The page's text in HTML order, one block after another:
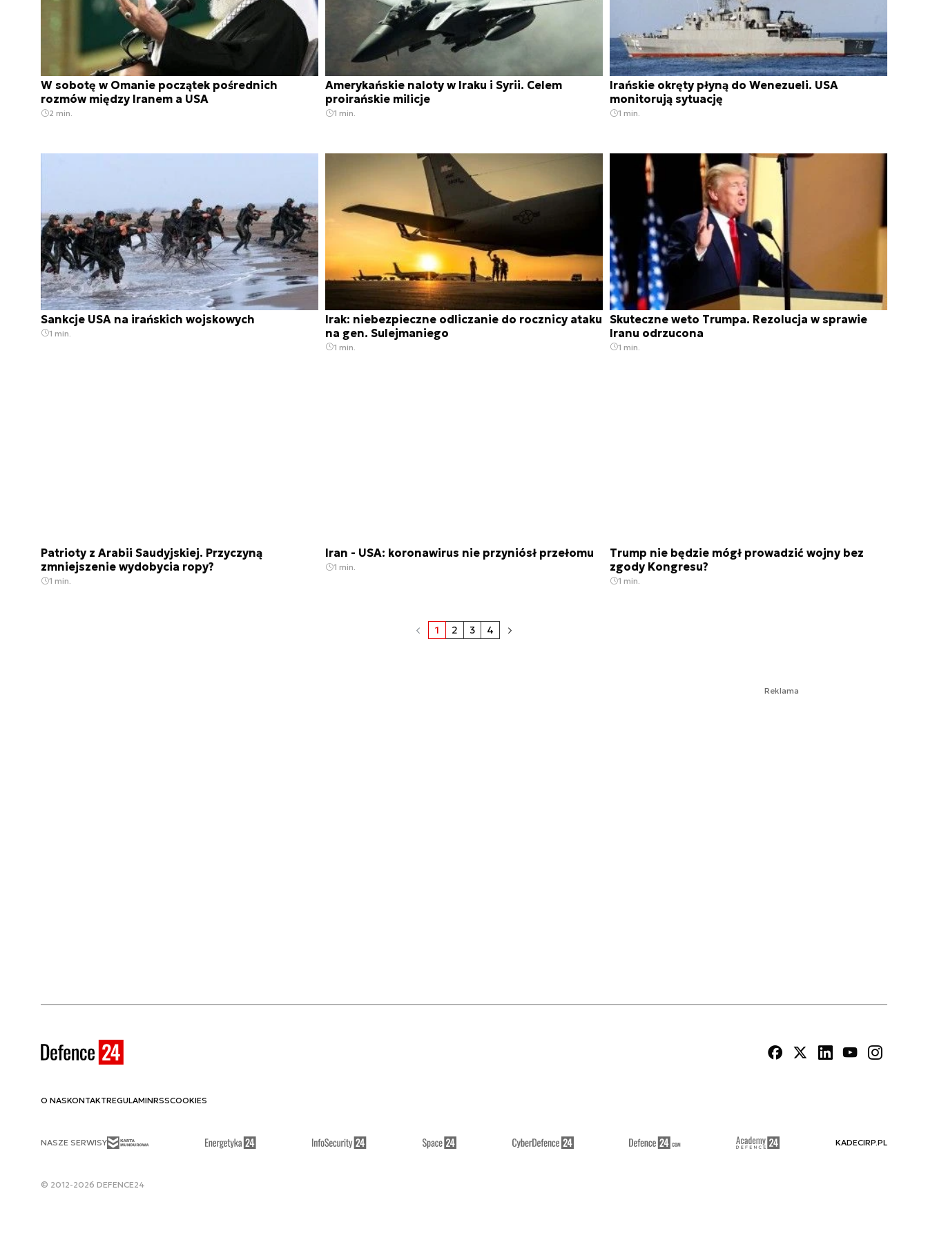
W sobotę w Omanie początek pośrednich
rozmów między Iranem a USA
2 min.
Amerykańskie naloty w Iraku i Syrii. Celem
proirańskie milicje
1 min.
Irańskie okręty płyną do Wenezueli. USA
monitorują sytuację
1 min.
Sankcje USA na irańskich wojskowych
1 min.
Irak: niebezpieczne odliczanie do rocznicy ataku
na gen. Sulejmaniego
1 min.
Skuteczne weto Trumpa. Rezolucja w sprawie
Iranu odrzucona
1 min.
Patrioty z Arabii Saudyjskiej. Przyczyną
zmniejszenie wydobycia ropy?
1 min.
Iran - USA: koronawirus nie przyniósł przełomu
1 min.
Trump nie będzie mógł prowadzić wojny bez
zgody Kongresu?
1 min.
1 2 3 4
Reklama
O NASKONTAKTREGULAMINRSSCOOKIES
NASZE SERWISY KADECIRP.PL
© 2012-2026 DEFENCE24